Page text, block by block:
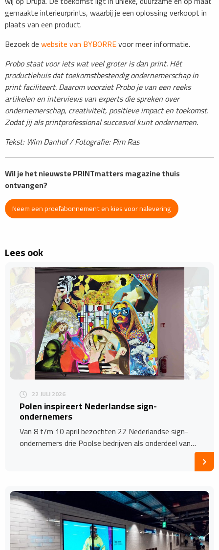
gemaakte interieurprints, waarbij je een oplossing verkoopt in
plaats van een product.
Bezoek dewebsite van BYBORREvoor meer informatie.
Probo staat voor iets wat veel groter is dan print. Hét
productiehuis dat toekomstbestendig ondernemerschap in
print faciliteert. Daarom voorziet Probo je van een reeks
artikelen en interviews van experts die spreken over
ondernemerschap, creativiteit, positieve impact en toekomst.
Zodat jij als printprofessional succesvol kunt ondernemen.
Tekst: Wim Danhof / Fotografie: Pim Ras
Wil je het nieuwste PRINTmatters magazine thuis
ontvangen?
Neem een proefabonnement en kies voor nalevering
Lees ook
22 JULI 2026
Polen inspireert Nederlandse sign-
ondernemers
Van 8 t/m 10 april bezochten 22 Nederlandse sign-
ondernemers drie Poolse bedrijven als onderdeel van…